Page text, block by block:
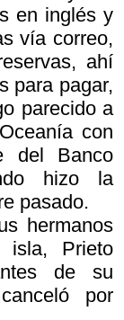
en inglés y
vía correo,
ahí
para pagar,
parecido a
con
del Banco
hizo la
pasado.
hermanos
Prieto
de su
por